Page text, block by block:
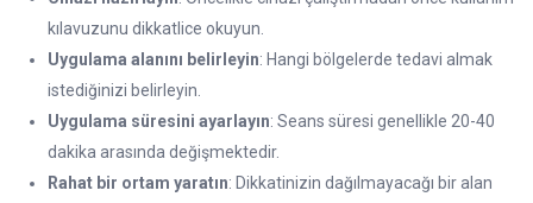
kılavuzunu dikkatlice okuyun.
Uygulama alanını belirleyin: Hangi bölgelerde tedavi almak
istediğinizi belirleyin.
Uygulama süresini ayarlayın: Seans süresi genellikle 20-40
dakika arasında değişmektedir.
Rahat bir ortam yaratın: Dikkatinizin dağılmayacağı bir alan